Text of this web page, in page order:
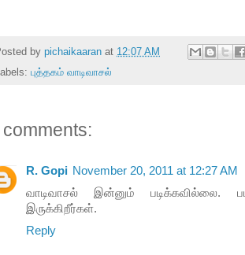
by pichaikaaran at 12:07 AM
புத்தகம் வாடிவாசல்
comments:
R. Gopi November 20, 2011 at 12:27 AM
வாடிவாசல் இன்னும் படிக்கவில்லை.
இருக்கிறீர்கள்.
Reply